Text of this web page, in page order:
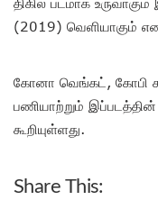
(2019) வெளியாகும்
கோனா வெங்கட், கோபி
பணியாற்றும் இப்படத்தின்
கூறியுள்ளது.
Share This: